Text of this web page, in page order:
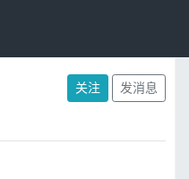
关注 发消息